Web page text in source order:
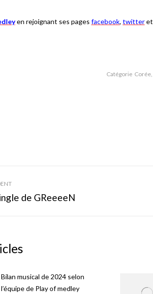
en rejoignant ses pages facebook, twitteret
Catégorie Corée,
de GReeeeN
Bilan musical de 2024 selon
l’équipe de Play of medley